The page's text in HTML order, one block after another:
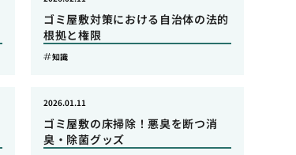
ゴミ屋敷対策における自治体の法的
根拠と権限
知識
ゴミ屋敷の床掃除！悪臭を断つ消
臭・除菌グッズ
2026.01.11